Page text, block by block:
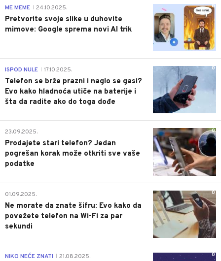
0
ME MEME 24.10.2025.
Pretvorite svoje slike u duhovite
mimove: Google sprema novi AI trik
0
ISPOD NULE 17.10.2025.
Telefon se brže prazni i naglo se gasi?
Evo kako hladnoća utiče na baterije i
šta da radite ako do toga dođe
0
23.09.2025.
Prodajete stari telefon? Jedan
pogrešan korak može otkriti sve vaše
podatke
0
01.09.2025.
Ne morate da znate šifru: Evo kako da
povežete telefon na Wi-Fi za par
sekundi
0
NIKO NEĆE ZNATI 21.08.2025.